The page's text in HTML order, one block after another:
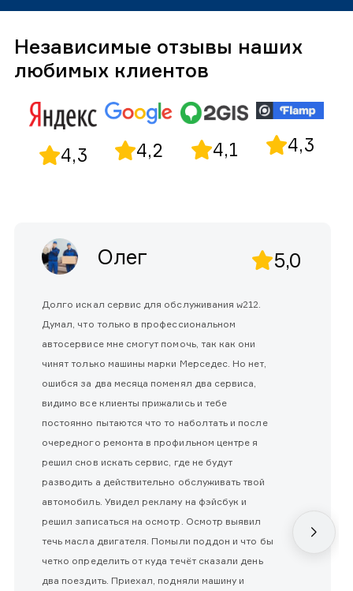
Независимые отзывы наших
любимых клиентов
4,3 4,2 4,1 4,3
Олег 5,0
Долго искал сервис для обслуживания w212.
Думал, что только в профессиональном
автосервисе мне смогут помочь, так как они
чинят только машины марки Мерседес. Но нет,
ошибся за два месяца поменял два сервиса,
видимо все клиенты прижались и тебе
постоянно пытаются что то наболтать и после
очередного ремонта в профильном центре я
решил снов искать сервис, где не будут
разводить а действительно обслуживать твой
автомобиль. Увидел рекламу на фэйсбук и
решил записаться на осмотр. Осмотр выявил
течь масла двигателя. Помыли поддон и что бы
четко определить от куда течёт сказали день
два поездить. Приехал, подняли машину и